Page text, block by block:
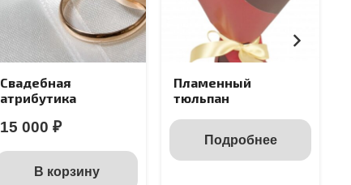
Свадебная
атрибутика
15 000₽
В корзину
Пламенный
тюльпан
Подробнее